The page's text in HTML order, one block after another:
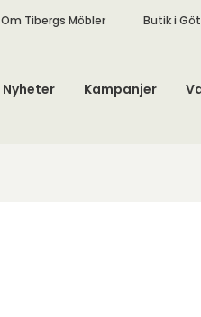
Om Tibergs Möbler Butik i
Nyheter Kampanjer